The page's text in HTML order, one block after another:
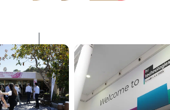
Organizzazione
& Processi HR
HRC
Meeting
2026,
Cagliari